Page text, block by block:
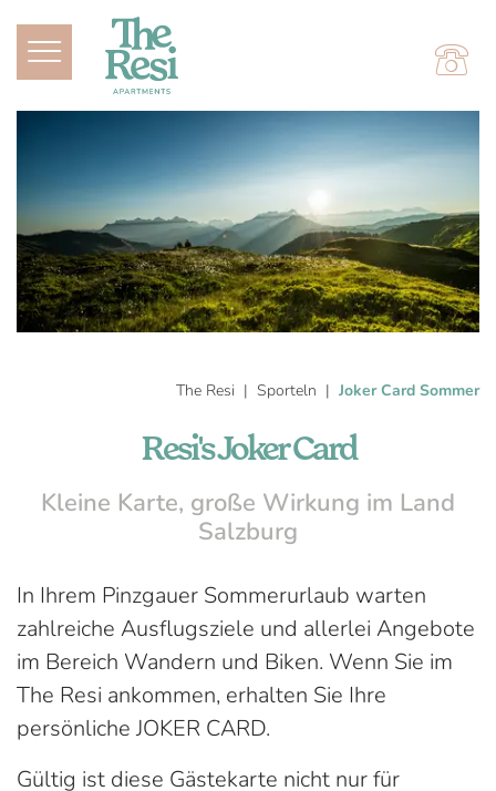
The Resi Sporteln Joker Card Sommer
Resi's Joker Card
Kleine Karte, große Wirkung im Land
Salzburg
In Ihrem Pinzgauer Sommerurlaub warten
zahlreiche Ausflugsziele und allerlei Angebote
im Bereich Wandern und Biken. Wenn Sie im
The Resi ankommen, erhalten Sie Ihre
persönliche JOKER CARD.
Gültig ist diese Gästekarte nicht nur für